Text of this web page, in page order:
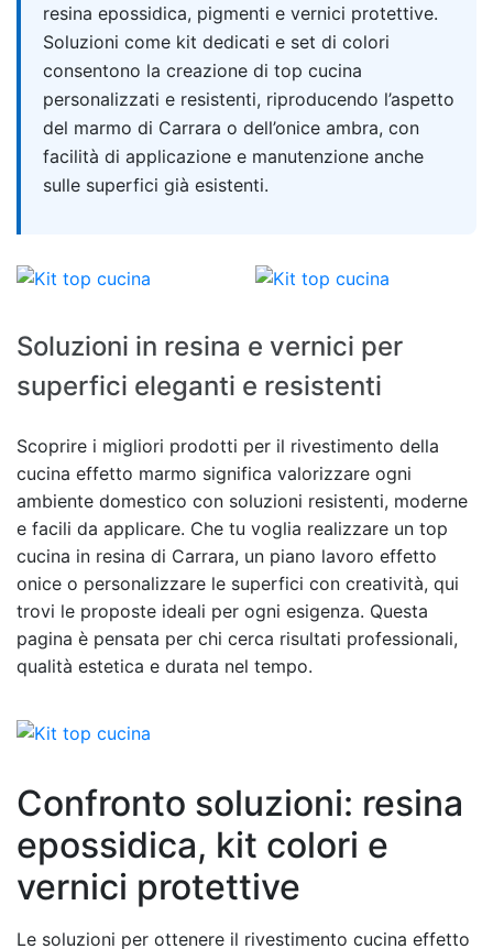
resina epossidica, pigmenti e vernici protettive.
Soluzioni come kit dedicati e set di colori
consentono la creazione di top cucina
personalizzati e resistenti, riproducendo l’aspetto
del marmo di Carrara o dell’onice ambra, con
facilità di applicazione e manutenzione anche
sulle superfici già esistenti.
Soluzioni in resina e vernici per
superfici eleganti e resistenti
Scoprire i migliori prodotti per il rivestimento della
cucina effetto marmo significa valorizzare ogni
ambiente domestico con soluzioni resistenti, moderne
e facili da applicare. Che tu voglia realizzare un top
cucina in resina di Carrara, un piano lavoro effetto
onice o personalizzare le superfici con creatività, qui
trovi le proposte ideali per ogni esigenza. Questa
pagina è pensata per chi cerca risultati professionali,
qualità estetica e durata nel tempo.
Confronto soluzioni: resina
epossidica, kit colori e
vernici protettive
Le soluzioni per ottenere il rivestimento cucina effetto